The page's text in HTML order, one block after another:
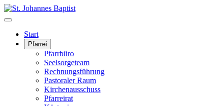
Start
Pfarrei
Pfarrbüro
Seelsorgeteam
Rechnungsführung
Pastoraler Raum
Kirchenausschuss
Pfarreirat